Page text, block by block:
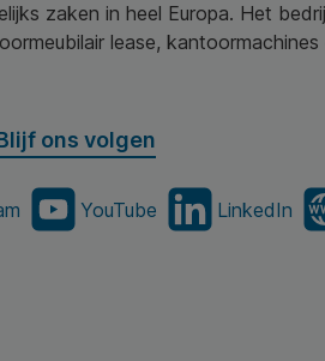
zaken in heel Europa. Het
lease, kantoormachines
ons volgen
YouTube LinkedIn